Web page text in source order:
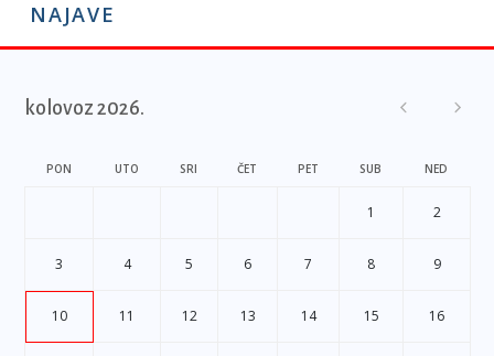
NAJAVE
kolovoz 2026.
PON UTO SRI ČET PET SUB NED
1 2
3 4 5 6 7 8 9
10 11 12 13 14 15 16